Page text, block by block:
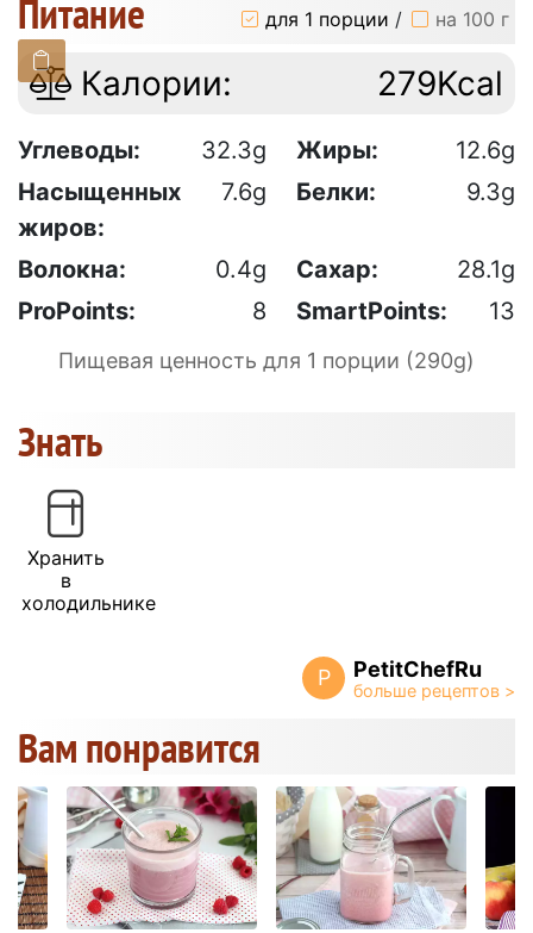
Питание для 1 порции / на 100 г
Калории: 279Kcal
Углеводы: 32.3g Жиры:
12.6g
Насыщенных
жиров:
7.6g Белки: 9.3g
Волокна: 0.4g Сахар:
28.1g
ProPoints:
8 SmartPoints: 13
Пищевая ценность для 1 порции (290g)
Знать
Хранить
в
холодильнике
P PetitChefRu
Вам понравится